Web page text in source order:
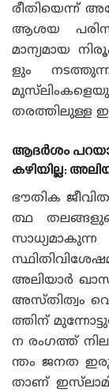
രീതിയെന്ന്
ആശയ
മാന്യമായ
ളും
തരത്തിലുള്ള
ആദർശം
കഴിയില്ല:
ഭൗതിക
ത്ഥ
അലിയാർ
അസ്‌തിത്വം
ത്തിന്
ന രംഗത്ത്
ന്തം ജനത ഇരു
താണ്